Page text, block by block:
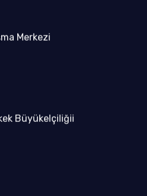
Merkezi
Büyükelçiliğii